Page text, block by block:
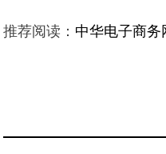
推荐阅读： 中华电子商务